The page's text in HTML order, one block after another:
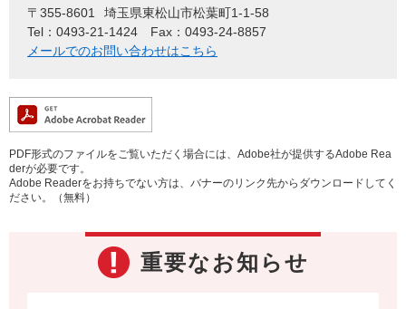
〒355-8601
埼玉県東松山市松葉町1-1-58
Tel：0493-21-1424
Fax：0493-24-8857
メールでのお問い合わせはこちら
PDF形式のファイルをご覧いただく場合には、Adobe社が提供するAdobe Rea
derが必要です。
Adobe Readerをお持ちでない方は、バナーのリンク先からダウンロードしてく
ださい。（無料）
重要なお知らせ